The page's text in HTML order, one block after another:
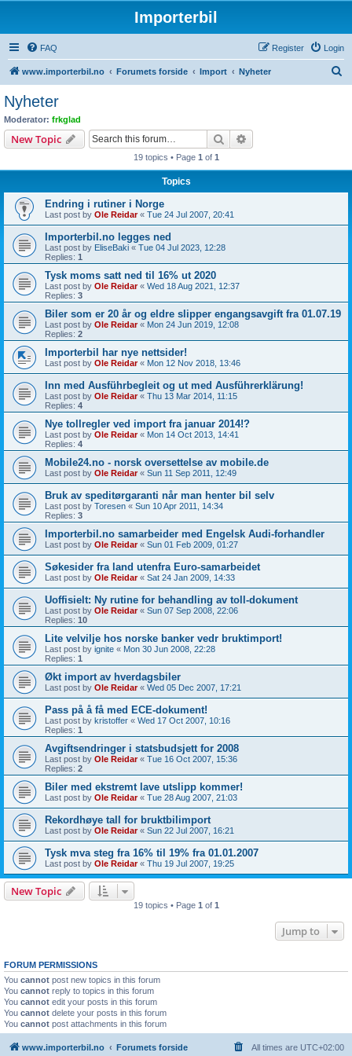
Importerbil
FAQ Login
Register
www.importerbil.no Forumets forside Import Nyheter
Nyheter
Moderator: frkglad
New Topic Search
19 topics • Page 1 of 1
Topics
Endring i rutiner i Norge
Last post by Ole Reidar« Tue 24 Jul 2007, 20:41
Importerbil.no legges ned
Last post by EliseBaki « Tue 04 Jul 2023, 12:28
Replies: 1
Tysk moms satt ned til 16% ut 2020
Last post by Ole Reidar« Wed 18 Aug 2021, 12:37
Replies: 3
Biler som er 20 år og eldre slipper engangsavgift fra 01.07.19
Last post by Ole Reidar« Mon 24 Jun 2019, 12:08
Replies: 2
Importerbil har nye nettsider!
Last post by Ole Reidar« Mon 12 Nov 2018, 13:46
Inn med Ausführbegleit og ut med Ausführerklärung!
Last post by Ole Reidar« Thu 13 Mar 2014, 11:15
Replies: 4
Nye tollregler ved import fra januar 2014!?
Last post by Ole Reidar« Mon 14 Oct 2013, 14:41
Replies: 4
Mobile24.no - norsk oversettelse av mobile.de
Last post by Ole Reidar« Sun 11 Sep 2011, 12:49
Bruk av speditørgaranti når man henter bil selv
Last post by Toresen « Sun 10 Apr 2011, 14:34
Replies: 3
Importerbil.no samarbeider med Engelsk Audi-forhandler
Last post by Ole Reidar« Sun 01 Feb 2009, 01:27
Søkesider fra land utenfra Euro-samarbeidet
Last post by Ole Reidar« Sat 24 Jan 2009, 14:33
Uoffisielt: Ny rutine for behandling av toll-dokument
Last post by Ole Reidar« Sun 07 Sep 2008, 22:06
Replies: 10
Lite velvilje hos norske banker vedr bruktimport!
Last post by ignite « Mon 30 Jun 2008, 22:28
Replies: 1
Økt import av hverdagsbiler
Last post by Ole Reidar« Wed 05 Dec 2007, 17:21
Pass på å få med ECE-dokument!
Last post by kristoffer « Wed 17 Oct 2007, 10:16
Replies: 1
Avgiftsendringer i statsbudsjett for 2008
Last post by Ole Reidar« Tue 16 Oct 2007, 15:36
Replies: 2
Biler med ekstremt lave utslipp kommer!
Last post by Ole Reidar« Tue 28 Aug 2007, 21:03
Rekordhøye tall for bruktbilimport
Last post by Ole Reidar« Sun 22 Jul 2007, 16:21
Tysk mva steg fra 16% til 19% fra 01.01.2007
Last post by Ole Reidar« Thu 19 Jul 2007, 19:25
New Topic
19 topics • Page 1 of 1
Jump to
FORUM PERMISSIONS
You cannot post new topics in this forum
You cannot reply to topics in this forum
You cannot edit your posts in this forum
You cannot delete your posts in this forum
You cannot post attachments in this forum
www.importerbil.no Forumets forside All times are UTC+02:00